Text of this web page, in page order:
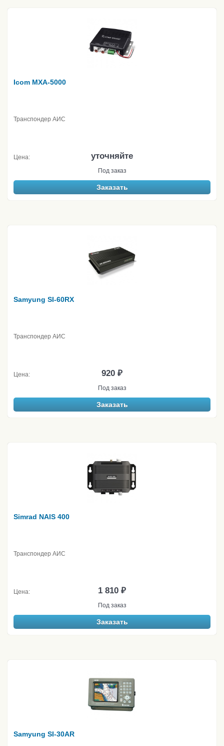
Icom MXA-5000
Транспондер АИС
Цена: уточняйте
Под заказ
Заказать
Samyung SI-60RX
Транспондер АИС
Цена: 920 ₽
Под заказ
Заказать
Simrad NAIS 400
Транспондер АИС
Цена: 1 810 ₽
Под заказ
Заказать
Samyung SI-30AR